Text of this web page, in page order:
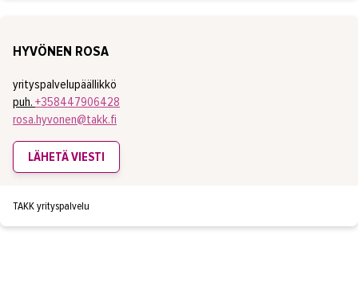
HYVÖNEN ROSA
yrityspalvelupäällikkö
puh. +358447906428
rosa.hyvonen@takk.fi
LÄHETÄ VIESTI
TAKK yrityspalvelu